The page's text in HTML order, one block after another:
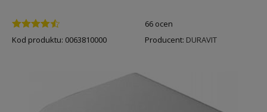
66 ocen
Kod produktu: 0063810000 Producent: DURAVIT